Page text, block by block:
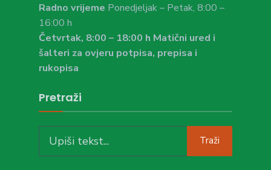
Radno vrijeme Ponedjeljak – Petak, 8:00 –
16:00 h
Četvrtak, 8:00 – 18:00 h Matični ured i
šalteri za ovjeru potpisa, prepisa i
rukopisa
Pretraži
for:
Traži